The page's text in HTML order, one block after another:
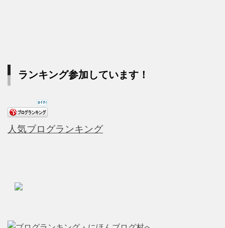
ランキング参加しています！
人気ブログランキング